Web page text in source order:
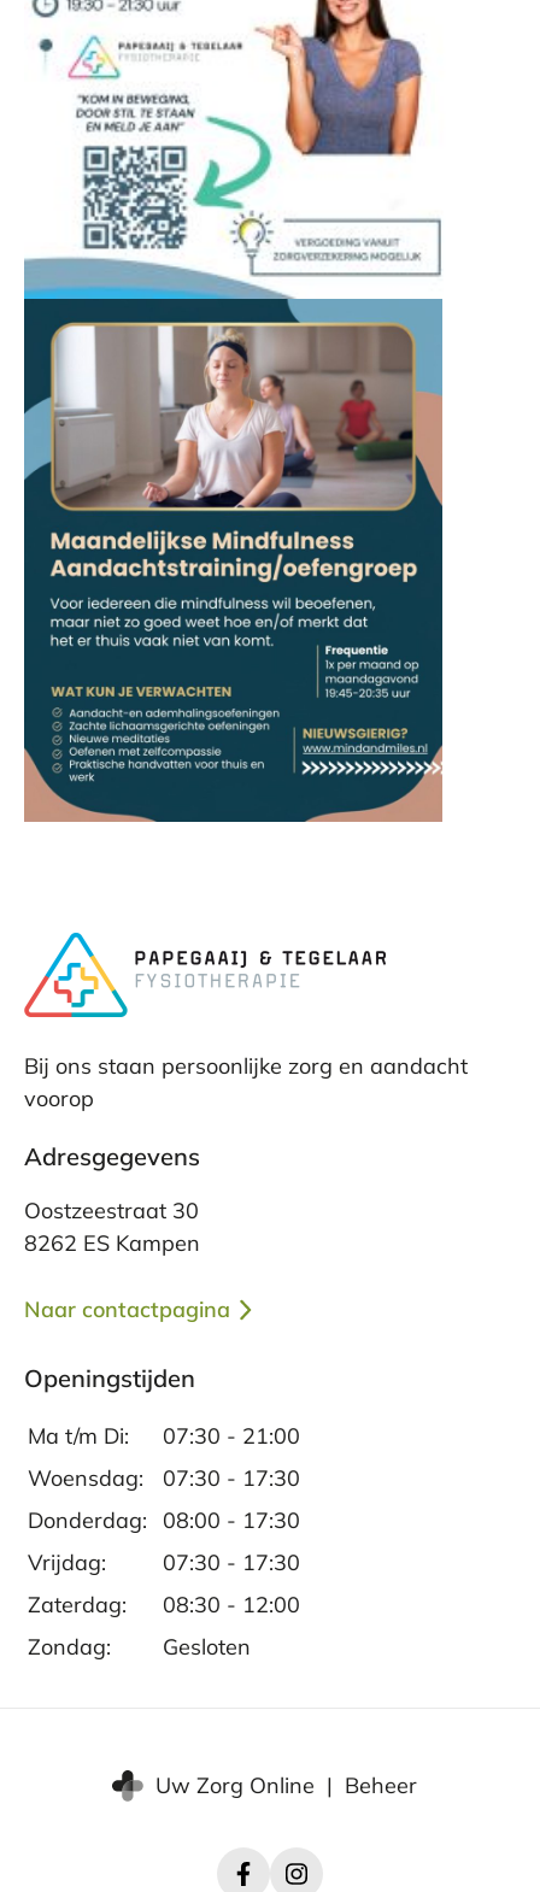
Bij ons staan persoonlijke zorg en aandacht
voorop
Adresgegevens
Oostzeestraat 30
8262 ES Kampen
Naar contactpagina
Openingstijden
Ma t/m Di:
07:30 - 21:00
Woensdag:
07:30 - 17:30
Donderdag:
08:00 - 17:30
Vrijdag:
07:30 - 17:30
Zaterdag:
08:30 - 12:00
Zondag:
Gesloten
Uw Zorg Online | Beheer
FacebookInstagram